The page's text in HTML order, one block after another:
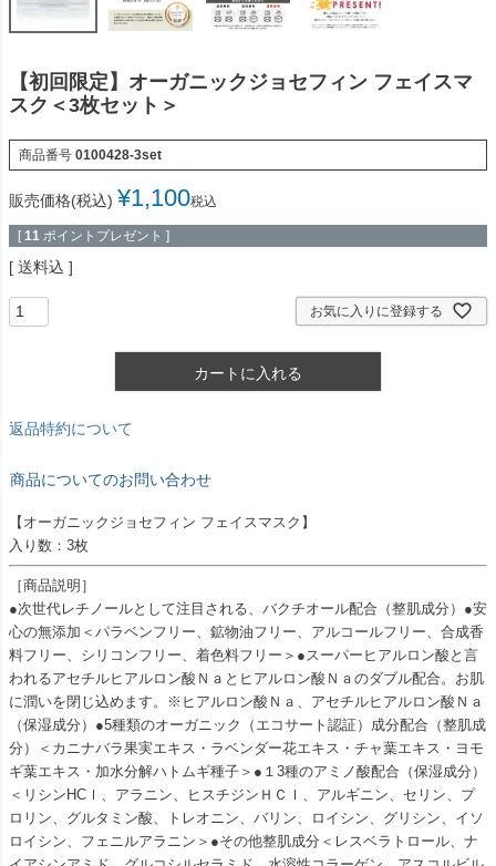
【初回限定】オーガニックジョセフィン フェイスマ
スク＜3枚セット＞
商品番号 0100428-3set
販売価格(税込) ¥1,100税込
[ 11 ポイントプレゼント ]
送料込
お気に入りに登録する
カートに入れる
返品特約について
商品についてのお問い合わせ
【オーガニックジョセフィン フェイスマスク】
入り数：3枚
［商品説明］
●次世代レチノールとして注目される、バクチオール配合（整肌成分）●安
心の無添加＜パラベンフリー、鉱物油フリー、アルコールフリー、合成香
料フリー、シリコンフリー、着色料フリー＞●スーパーヒアルロン酸と言
われるアセチルヒアルロン酸Ｎａとヒアルロン酸Ｎａのダブル配合。お肌
に潤いを閉じ込めます。※ヒアルロン酸Ｎａ、アセチルヒアルロン酸Ｎａ
（保湿成分）●5種類のオーガニック（エコサート認証）成分配合（整肌成
分）＜カニナバラ果実エキス・ラベンダー花エキス・チャ葉エキス・ヨモ
ギ葉エキス・加水分解ハトムギ種子＞●１3種のアミノ酸配合（保湿成分）
＜リシンHCｌ、アラニン、ヒスチジンＨＣｌ、アルギニン、セリン、プ
ロリン、グルタミン酸、トレオニン、バリン、ロイシン、グリシン、イソ
ロイシン、フェニルアラニン＞●その他整肌成分＜レスベラトロール、ナ